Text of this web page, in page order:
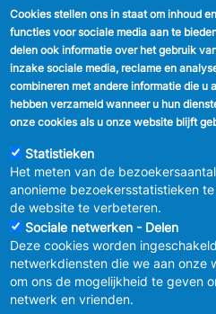
VOLG ONS
MENU
FOOTER
LEGAL
Cookies stellen ons in staat om inhoud
functies voor sociale media aan te
delen ook informatie over het gebruik
inzake sociale media, reclame en
combineren met andere informatie die u
hebben verzameld wanneer u hun
onze cookies als u onze website blijft
Statistieken
Het meten van de
anonieme bezoekersstatistieken
de website te verbeteren.
Sociale netwerken - Delen
Deze cookies worden
netwerkdiensten die we aan onze
om ons de mogelijkheid te geven
netwerk en vrienden.